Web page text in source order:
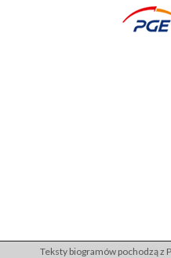
Teksty biogramów pochodzą z